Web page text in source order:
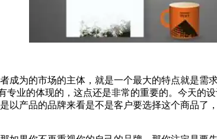
为的市场的主体，就是一个最大的特点就是需
业的体现的，这点还是非常的重要的。今天的
以产品的品牌来看是不是客户要选择这个商品